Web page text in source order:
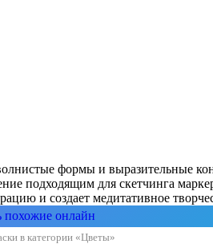
формы и выразительные
подходящим для скетчинга
и создает медитативное
похожие онлайн
в категории «Цветы»